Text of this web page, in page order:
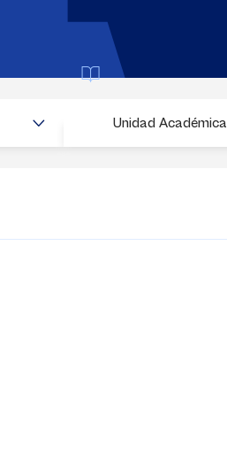
Unidad Académica
Buscar